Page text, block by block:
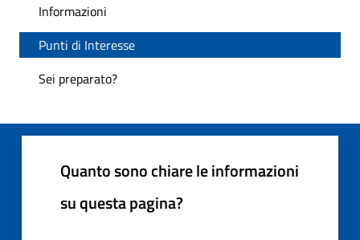
Informazioni
Punti di Interesse
Sei preparato?
Quanto sono chiare le informazioni
su questa pagina?